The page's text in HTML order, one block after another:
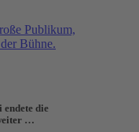
endete die
…